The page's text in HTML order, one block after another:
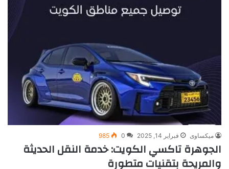
ميكساوى فبراير 14, 2025 0
985
الجوهرة تاكسي الكويت: خدمة النقل الحديثة
والمريحة بتقنيات متطورة